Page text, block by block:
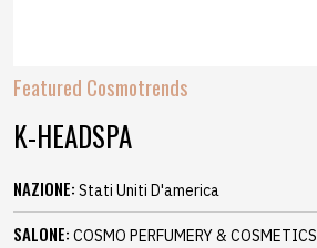
Featured Cosmotrends
K-HEADSPA
NAZIONE: Stati Uniti D'america
SALONE: COSMO PERFUMERY & COSMETICS